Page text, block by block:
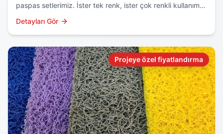
paspas setlerimiz. İster tek renk, ister çok renkli kullanım
Detayları Gör
Projeye özel fiyatlandırma